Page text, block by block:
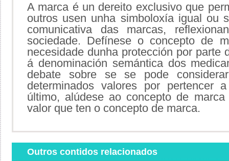
A marca é un dereito exclusivo que
outros usen unha simboloxía igual ou
comunicativa das marcas,
sociedade. Defínese o concepto de
necesidade dunha protección por parte
á denominación semántica dos
debate sobre se se pode
determinados valores por pertencer
último, alúdese ao concepto de
valor que ten o concepto de marca.
Outros contidos relacionados